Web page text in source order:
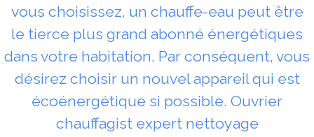
vous choisissez, un chauffe-eau peut être
le tierce plus grand abonné énergétiques
dans votre habitation. Par conséquent, vous
désirez choisir un nouvel appareil qui est
écoénergétique si possible. Ouvrier
chauffagist expert nettoyage